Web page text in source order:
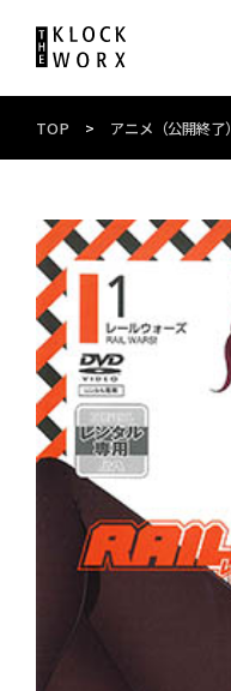
TOP > アニメ（公開終了）